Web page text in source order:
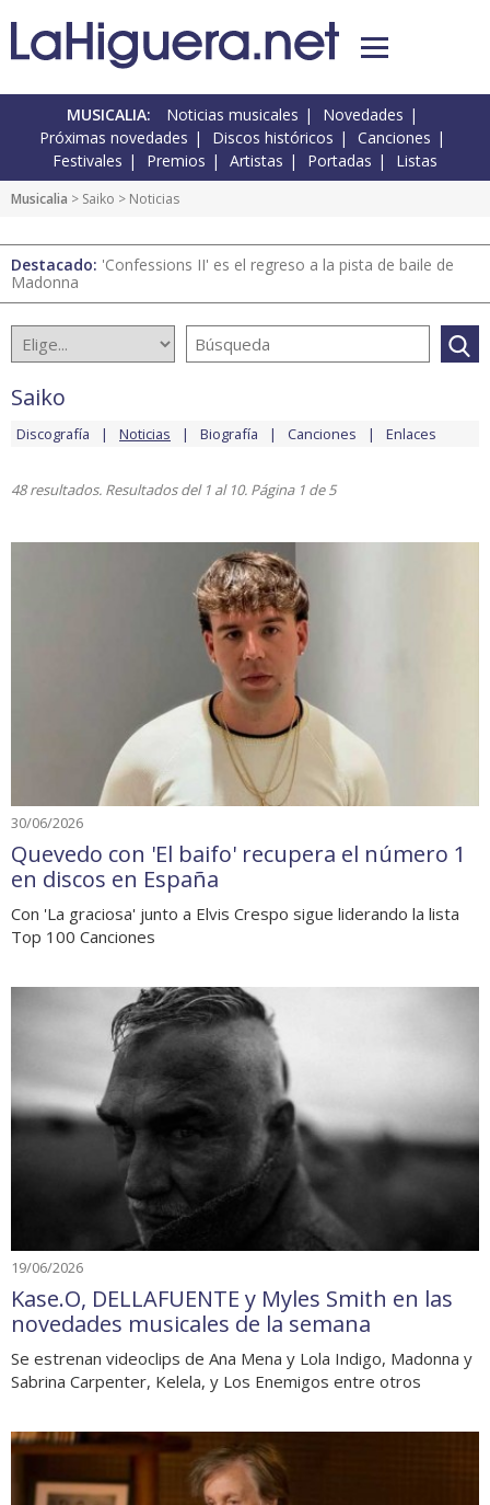
MUSICALIA: Noticias musicales
Novedades
Próximas novedades
Discos históricos
Canciones
Festivales
Premios Artistas Portadas Listas
Musicalia > Saiko > Noticias
Destacado: 'Confessions II' es el regreso a la pista de baile de
Madonna
Saiko
Discografía Noticias Biografía Canciones Enlaces
48 resultados. Resultados del 1 al 10. Página 1 de 5
30/06/2026
Quevedo con 'El baifo' recupera el número 1
en discos en España
Con 'La graciosa' junto a Elvis Crespo sigue liderando la lista
Top 100 Canciones
19/06/2026
Kase.O, DELLAFUENTE y Myles Smith en las
novedades musicales de la semana
Se estrenan videoclips de Ana Mena y Lola Indigo, Madonna y
Sabrina Carpenter, Kelela, y Los Enemigos entre otros